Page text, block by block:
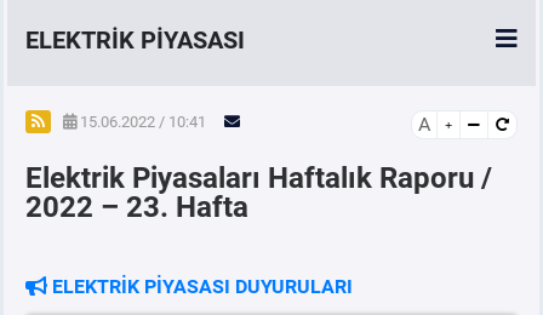
ELEKTRİK PİYASASI
SPOT ELEKTRİK PİYASALARI
ÖRNEK FİNANS BELGELERİ
15.06.2022 / 10:41 A
Elektrik Piyasaları Haftalık Raporu /
2022 – 23. Hafta
ELEKTRİK PİYASASI DUYURULARI